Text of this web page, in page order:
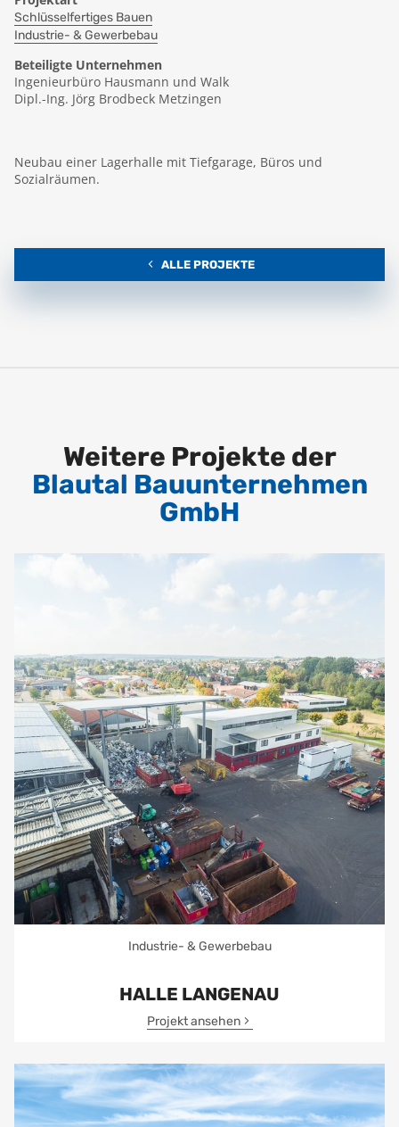
Schlüsselfertiges Bauen
Industrie- & Gewerbebau
Beteiligte Unternehmen
Ingenieurbüro Hausmann und Walk
Dipl.-Ing. Jörg Brodbeck Metzingen
Neubau einer Lagerhalle mit Tiefgarage, Büros und
Sozialräumen.
ALLE PROJEKTE
Weitere Projekte der
Blautal Bauunternehmen
GmbH
Industrie- & Gewerbebau
HALLE LANGENAU
Projekt ansehen